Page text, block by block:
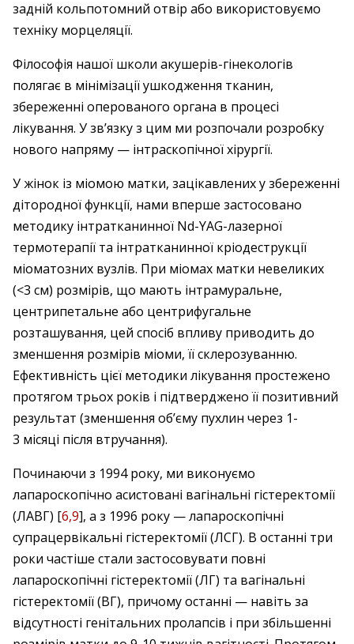
задній кольпотомний отвір або використовуємо
техніку морцеляції.
Філософія нашої школи акушерів-гінекологів
полягає в мінімізації ушкодження тканин,
збереженні оперованого органа в процесі
лікування. У зв’язку з цим ми розпочали розробку
нового напряму — інтраскопічної хірургії.
У жінок із міомою матки, зацікавлених у збереженні
дітородної функції, нами вперше застосовано
методику інтратканинної Nd-YAG-лазерної
термотерапії та інтратканинної кріодеструкції
міоматозних вузлів. При міомах матки невеликих
(<3 см) розмірів, що мають інтрамуральне,
центрипетальне або центрифугальне
розташування, цей спосіб впливу приводить до
зменшення розмірів міоми, її склерозуванню.
Ефективність цієї методики лікування простежено
протягом трьох років і підтверджено її позитивний
результат (зменшення об’єму пухлин через 1-
3 місяці після втручання).
Починаючи з 1994 року, ми виконуємо
лапароскопічно асистовані вагінальні гістеректомії
(ЛАВГ) [6,9], а з 1996 року — лапароскопічні
супрацервікальні гістеректомії (ЛСГ). В останні три
роки частіше стали застосовувати повні
лапароскопічні гістеректомії (ЛГ) та вагінальні
гістеректомії (ВГ), причому останні — навіть за
відсутності генітальних пролапсів і при збільшенні